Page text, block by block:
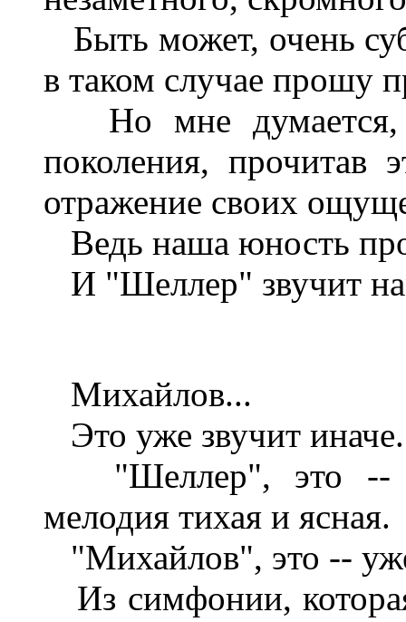
Быть может, очень
в таком случае прошу
Но мне думается,
поколения, прочитав
отражение своих
Ведь наша юность
И "Шеллер" звучит
Михайлов...
Это уже звучит иначе.
"Шеллер", это --
мелодия тихая и ясная.
"Михайлов", это --
Из симфонии,